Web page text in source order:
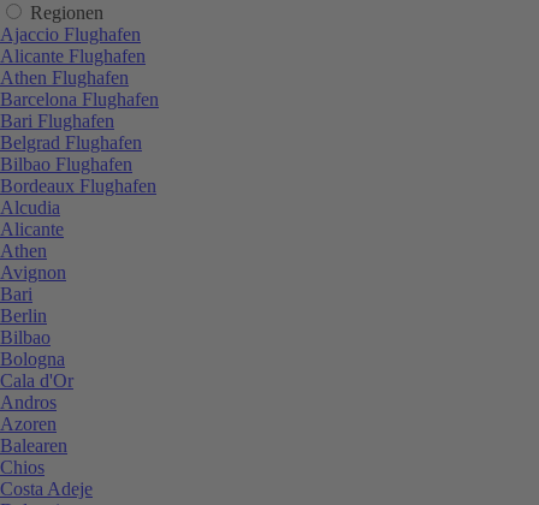
Regionen
Ajaccio Flughafen
Alicante Flughafen
Athen Flughafen
Barcelona Flughafen
Bari Flughafen
Belgrad Flughafen
Bilbao Flughafen
Bordeaux Flughafen
Alcudia
Alicante
Athen
Avignon
Bari
Berlin
Bilbao
Bologna
Cala d'Or
Andros
Azoren
Balearen
Chios
Costa Adeje